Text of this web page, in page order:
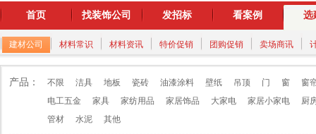
首页 找装饰公司 发招标 看案例 选
建材公司 材料常识 材料资讯 特价促销 团购促销 卖场商讯
产品： 不限 洁具 地板 瓷砖 油漆涂料 壁纸 吊顶 门 窗
窗
电工五金
家具 家纺用品 家居饰品 大家电 家居小家电
厨
管材
水泥 其他